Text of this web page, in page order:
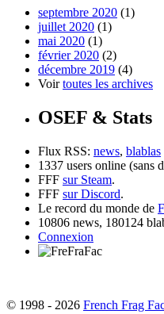
septembre 2020 (1)
juillet 2020 (1)
mai 2020 (1)
février 2020 (2)
décembre 2019 (4)
Voirtoutes les archives
OSEF & Stats
Flux RSS: news, blablas
1337 users online (sans
FFF sur Steam.
FFF sur Discord.
Le record du monde de
10806 news, 180124
Connexion
© 1998 - 2026 French Frag